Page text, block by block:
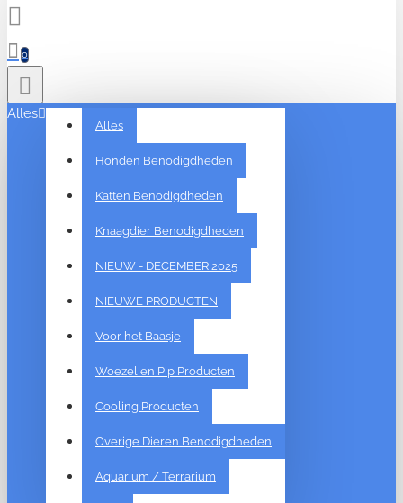
0
Alles
Alles
Honden Benodigdheden
Katten Benodigdheden
Knaagdier Benodigdheden
NIEUW - DECEMBER 2025
NIEUWE PRODUCTEN
Voor het Baasje
Woezel en Pip Producten
Cooling Producten
Overige Dieren Benodigdheden
Aquarium / Terrarium